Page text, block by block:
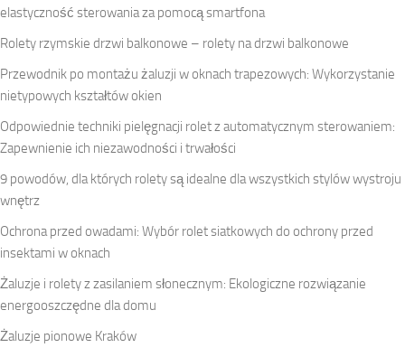
elastyczność sterowania za pomocą smartfona
Rolety rzymskie drzwi balkonowe – rolety na drzwi balkonowe
Przewodnik po montażu żaluzji w oknach trapezowych: Wykorzystanie
nietypowych kształtów okien
Odpowiednie techniki pielęgnacji rolet z automatycznym sterowaniem:
Zapewnienie ich niezawodności i trwałości
9 powodów, dla których rolety są idealne dla wszystkich stylów wystroju
wnętrz
Ochrona przed owadami: Wybór rolet siatkowych do ochrony przed
insektami w oknach
Żaluzje i rolety z zasilaniem słonecznym: Ekologiczne rozwiązanie
energooszczędne dla domu
Żaluzje pionowe Kraków